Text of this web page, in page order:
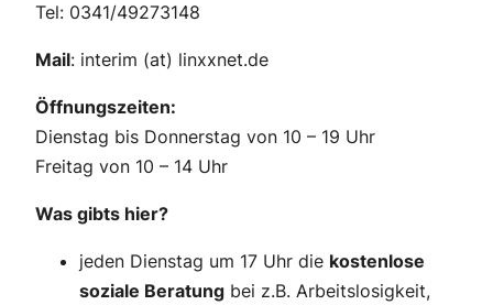
Tel: 0341/49273148
Mail: interim (at) linxxnet.de
Öffnungszeiten:
Dienstag bis Donnerstag von 10 – 19 Uhr
Freitag von 10 – 14 Uhr
Was gibts hier?
jeden Dienstag um 17 Uhr die kostenlose
soziale Beratung bei z.B. Arbeitslosigkeit,